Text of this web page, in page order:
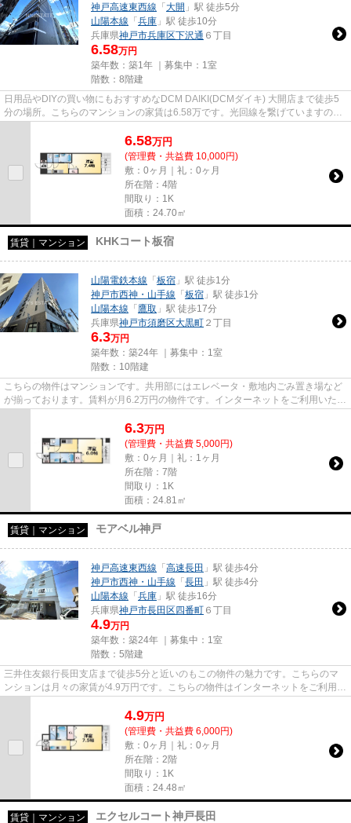
神戸高速東西線 「 大開 」駅 徒歩5分
山陽本線 「 兵庫 」駅 徒歩10分
兵庫県神戸市兵庫区下沢通 ６丁目
6.58万円
築年数：築1年 ｜募集中： 1室
階数：8階建
日用品やDIYの買い物にもおすすめなDCM DAIKI(DCMダイキ) 大開店まで徒歩5
分の場所。こちらのマンションの家賃は6.58万です。光回線を繋げていますので
6.58万円
(管理費・共益費 10,000円)
敷：0ヶ月｜礼：0ヶ月
所在階：4階
間取り：1K
面積：24.70㎡
賃貸｜マンション KHKコート板宿
山陽電鉄本線 「 板宿 」駅 徒歩1分
神戸市西神・山手線 「 板宿 」駅 徒歩1分
山陽本線 「 鷹取 」駅 徒歩17分
兵庫県神戸市須磨区大黒町 ２丁目
6.3万円
築年数：築24年 ｜募集中： 1室
階数：10階建
こちらの物件はマンションです。共用部にはエレベータ・敷地内ごみ置き場など
が揃っております。賃料が月6.2万円の物件です。インターネットをご利用いただ
6.3万円
(管理費・共益費 5,000円)
敷：0ヶ月｜礼：1ヶ月
所在階：7階
間取り：1K
面積：24.81㎡
賃貸｜マンション モアベル神戸
神戸高速東西線 「 高速長田 」駅 徒歩4分
神戸市西神・山手線 「 長田 」駅 徒歩4分
山陽本線 「 兵庫 」駅 徒歩16分
兵庫県神戸市長田区 四番町 ６丁目
4.9万円
築年数：築24年 ｜募集中： 1室
階数：5階建
三井住友銀行長田支店まで徒歩5分と近いのもこの物件の魅力です。こちらのマ
ンションは月々の家賃が4.9万円です。こちらの物件はインターネットをご利用い
4.9万円
(管理費・共益費 6,000円)
敷：0ヶ月｜礼：0ヶ月
所在階：2階
間取り：1K
面積：24.48㎡
賃貸｜マンション エクセルコート神戸長田